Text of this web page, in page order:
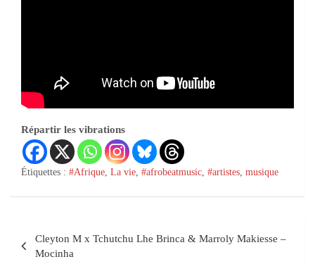
Répartir les vibrations
Étiquettes : #Afrique, La vie, #afrobeatmusic, #artistes, musique
Cleyton M x Tchutchu Lhe Brinca & Marroly Makiesse –
Mocinha